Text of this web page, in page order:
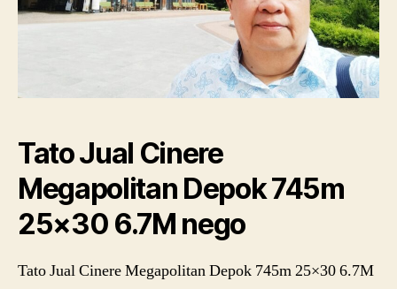
Tato Jual Cinere
Megapolitan Depok 745m
25×30 6.7M nego
Tato Jual Cinere Megapolitan Depok 745m 25×30 6.7M